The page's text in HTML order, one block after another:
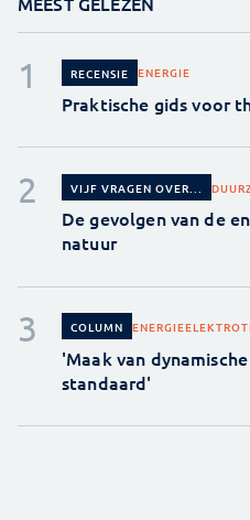
RECENSIE ENERGIE
Praktische gids voor
VIJF VRAGEN OVER...
De gevolgen van de
natuur
COLUMN ENERGIE
'Maak van
standaard'